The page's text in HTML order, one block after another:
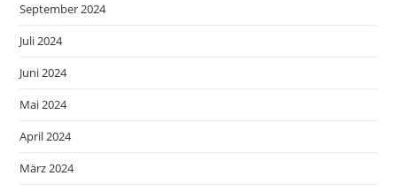
September 2024
Juli 2024
Juni 2024
Mai 2024
April 2024
März 2024